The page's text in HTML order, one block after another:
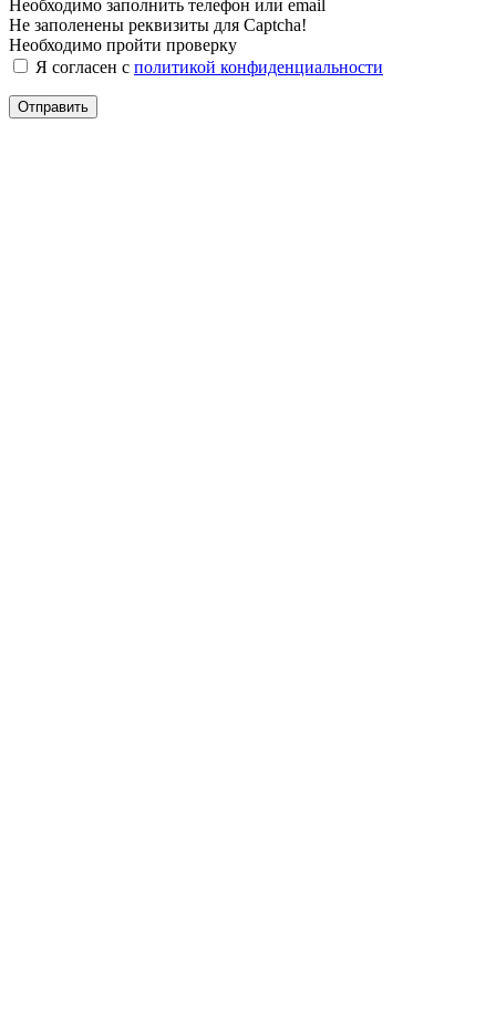
Необходимо заполнить телефон или email
Не заполенены реквизиты для Captcha!
Необходимо пройти проверку
Я согласен с политикой конфиденциальности
Отправить